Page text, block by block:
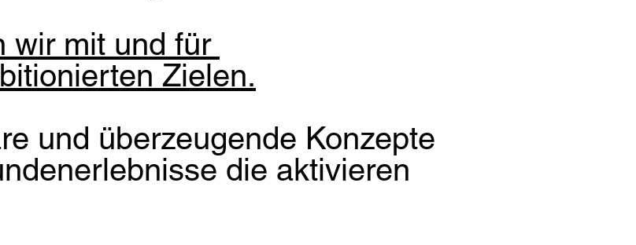
wir mit und für
Zielen.
und überzeugende Konzepte
die aktivieren